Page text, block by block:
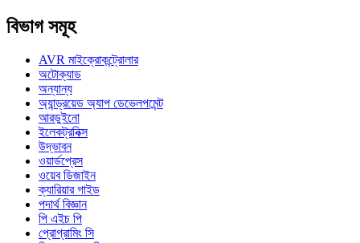
বিভাগ সমূহ
AVR মাইক্রোকন্ট্রোলার
অটোক্যাড
অন্যান্য
অ্যান্ড্রয়েড অ্যাপ ডেভেলপমেন্ট
আরডুইনো
ইলেকট্রনিক্স
উদ্ভাবন
ওয়ার্ডপ্রেস
ওয়েব ডিজাইন
ক্যারিয়ার গাইড
পদার্থ বিজ্ঞান
পি এইচ পি
প্রোগ্রামিং সি